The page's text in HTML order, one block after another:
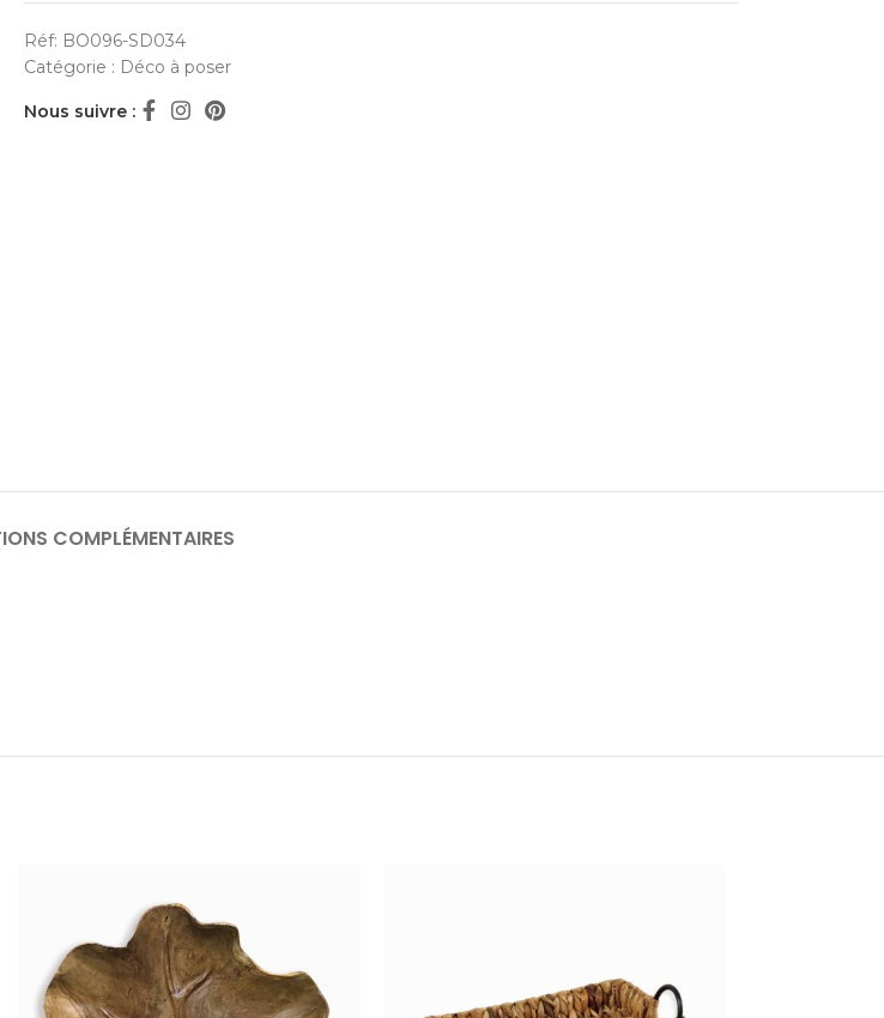
Réf: BO096-SD034
Catégorie : Déco à poser
Nous suivre :
COMPLÉMENTAIRES